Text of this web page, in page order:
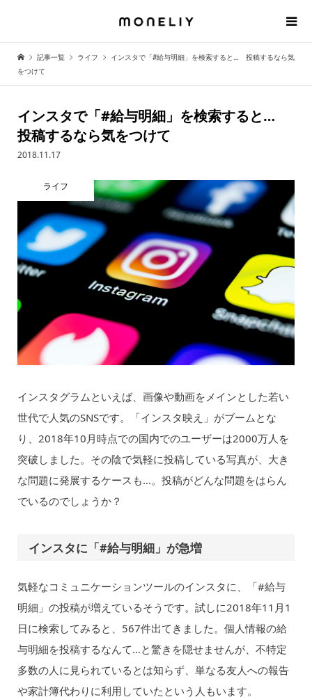
記事一覧 ライフ
インスタで「#給与明細」を検索すると… 投稿するなら気
をつけて
インスタで「#給与明細」を検索すると…
投稿するなら気をつけて
2018.11.17
ライフ
インスタグラムといえば、画像や動画をメインとした若い
世代で人気のSNSです。「インスタ映え」がブームとな
り、2018年10月時点での国内でのユーザーは2000万人を
突破しました。その陰で気軽に投稿している写真が、大き
な問題に発展するケースも…。投稿がどんな問題をはらん
でいるのでしょうか？
インスタに「#給与明細」が急増
気軽なコミュニケーションツールのインスタに、「#給与
明細」の投稿が増えているそうです。試しに2018年11月1
日に検索してみると、567件出てきました。個人情報の給
与明細を投稿するなんて…と驚きを隠せませんが、不特定
多数の人に見られているとは知らず、単なる友人への報告
や家計簿代わりに利用していたという人もいます。